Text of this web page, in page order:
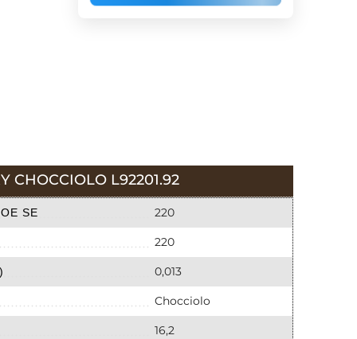
L92201.92
SE 220
220
0,013
Chocciolo
16,2